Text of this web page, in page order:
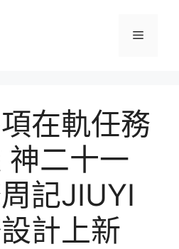
選
在軌任務
神二十一
記JIUYI
計上新